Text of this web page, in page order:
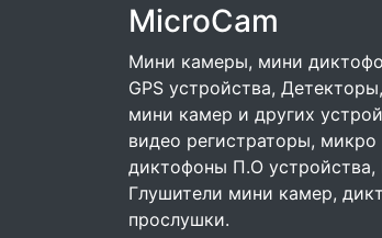
MicroCam
Мини камеры, мини
GPS устройства,
мини камер и других
видео регистраторы,
диктофоны П.О устройства,
Глушители мини камер,
прослушки.